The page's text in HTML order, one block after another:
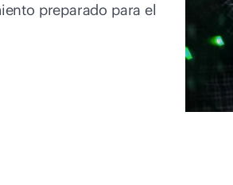
preparado para el